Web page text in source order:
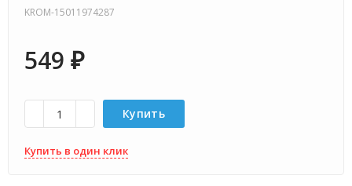
KROM-15011974287
549 ₽
Купить
Купить в один клик